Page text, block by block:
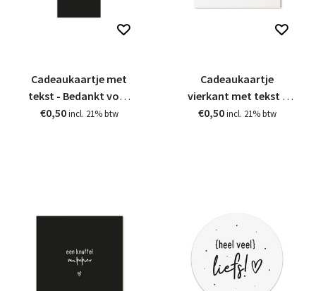
Cadeaukaartje met
tekst - Bedankt voor
alles
€0,50 incl. 21% btw
Cadeaukaartje
vierkant met tekst -
Heel veel liefs
€0,50 incl. 21% btw